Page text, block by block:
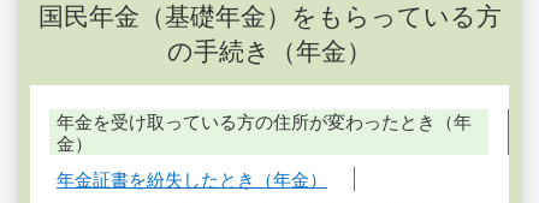
国民年金（基礎年金）をもらっている方
の手続き（年金）
年金を受け取っている方の住所が変わったとき（年
金）
年金証書を紛失したとき（年金）